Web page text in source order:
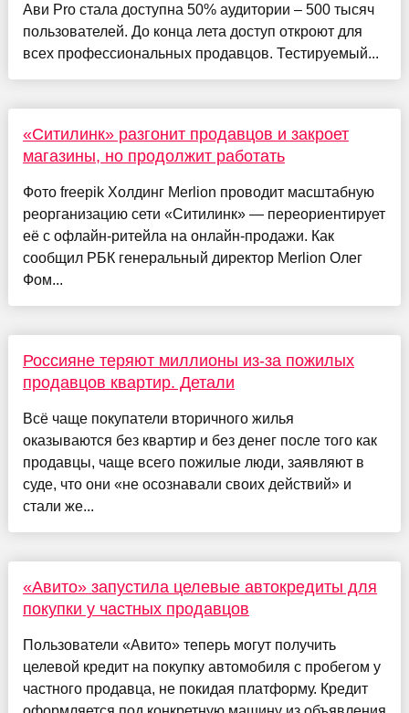
Ави Pro стала доступна 50% аудитории – 500 тысяч
пользователей. До конца лета доступ откроют для
всех профессиональных продавцов. Тестируемый...
«Ситилинк» разгонит продавцов и закроет
магазины, но продолжит работать
Фото freepik Холдинг Merlion проводит масштабную
реорганизацию сети «Ситилинк» — переориентирует
её с офлайн-ритейла на онлайн-продажи. Как
сообщил РБК генеральный директор Merlion Олег
Фом...
Россияне теряют миллионы из-за пожилых
продавцов квартир. Детали
Всё чаще покупатели вторичного жилья
оказываются без квартир и без денег после того как
продавцы, чаще всего пожилые люди, заявляют в
суде, что они «не осознавали своих действий» и
стали же...
«Авито» запустила целевые автокредиты для
покупки у частных продавцов
Пользователи «Авито» теперь могут получить
целевой кредит на покупку автомобиля с пробегом у
частного продавца, не покидая платформу. Кредит